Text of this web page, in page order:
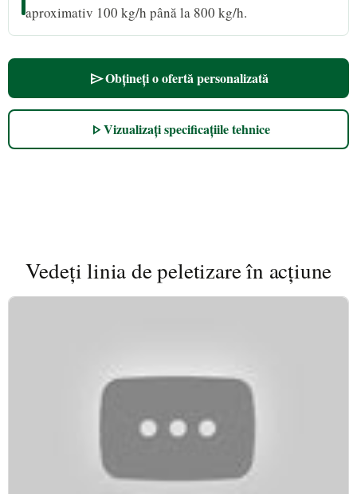
aproximativ 100 kg/h până la 800 kg/h.
sendObțineți o ofertă personalizată
play_arrowVizualizați specificațiile tehnice
Vedeți linia de peletizare în acțiune